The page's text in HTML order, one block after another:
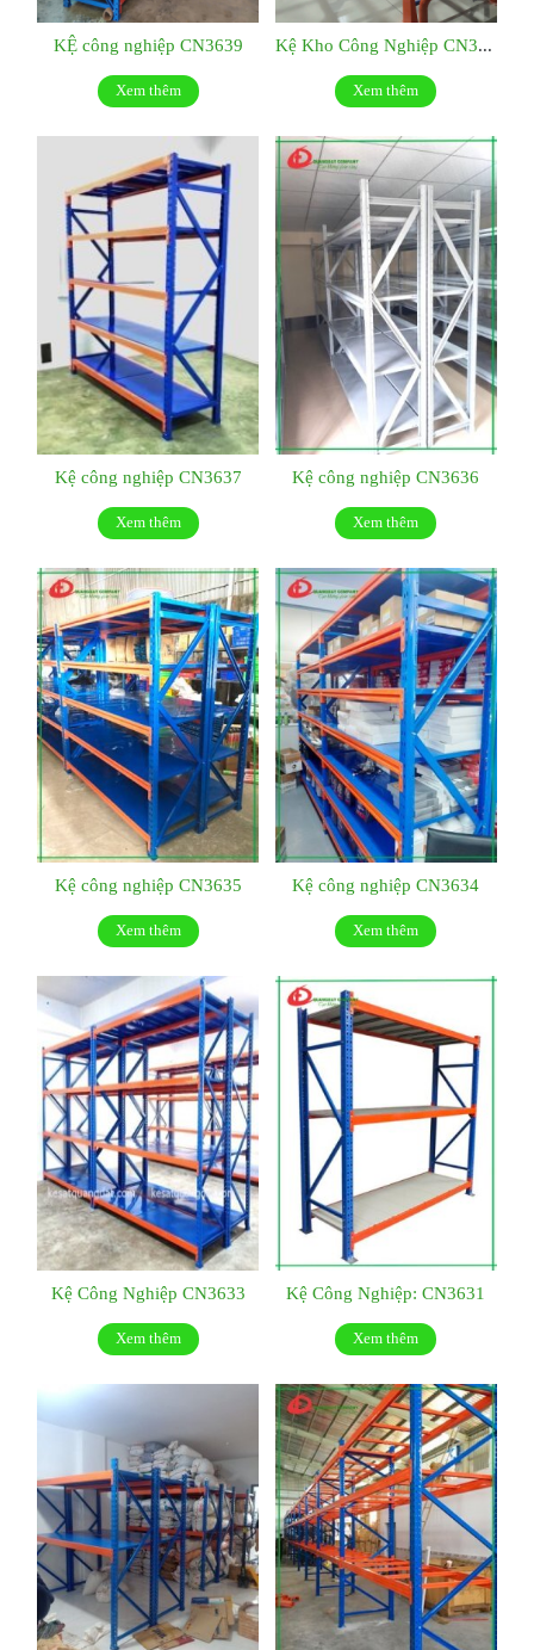
KỆ công nghiệp CN3639
Xem thêm Xem thêm
Kệ công nghiệp CN3637
Xem thêm
Kệ công nghiệp CN3636
Xem thêm
Kệ công nghiệp CN3635
Xem thêm
Kệ công nghiệp CN3634
Xem thêm
Kệ Công Nghiệp CN3633
Xem thêm
Kệ Công Nghiệp: CN3631
Xem thêm